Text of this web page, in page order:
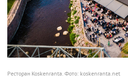
Ресторан Koskenranta. Фото: koskenranta.net